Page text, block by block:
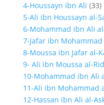
4-Houssayn ibn Ali (33)
5-Ali ibn Houssayn al-
6-Mohammad ibn Ali
7-Jafar ibn
8-Moussa ibn Jafar al-
9- Ali ibn Moussa al-
10-Mohammad ibn Ali
11-Ali ibn Mohammad
12-Hassan ibn Ali al-